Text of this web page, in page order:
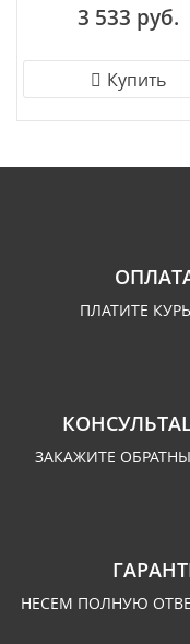
3 533 руб.
Купить
ПЛАТИТЕ
ЗАКАЖИТЕ
НЕСЕМ ПОЛНУЮ